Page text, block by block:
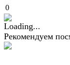
0
Рекомендуем